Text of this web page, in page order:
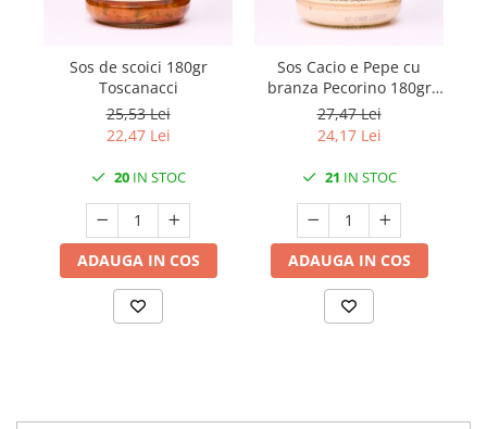
Sos de scoici 180gr
Toscanacci
25,53 Lei
22,47 Lei
20IN STOC
ADAUGA IN COS
Sos Cacio e Pepe cu
branza Pecorino 180gr
Toscanacci
27,47 Lei
24,17 Lei
21 IN STOC
ADAUGA IN COS